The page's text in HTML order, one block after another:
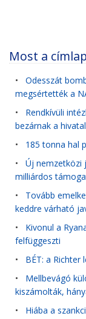
Most a
• Odesszát
megsértették a
• Rendkívüli
bezárnak a
• 185 tonna hal
• Új nemzetközi
milliárdos
• Tovább
keddre várható
• Kivonul a
felfüggeszti
• BÉT: a Richter
• Mellbevágó
kiszámolták,
• Hiába a